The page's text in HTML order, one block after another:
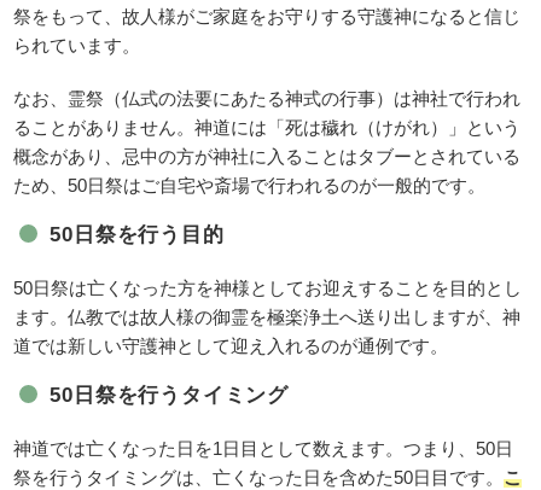
祭をもって、故人様がご家庭をお守りする守護神になると信じ
られています。
なお、霊祭（仏式の法要にあたる神式の行事）は神社で行われ
ることがありません。神道には「死は穢れ（けがれ）」という
概念があり、忌中の方が神社に入ることはタブーとされている
ため、50日祭はご自宅や斎場で行われるのが一般的です。
50日祭を行う目的
50日祭は亡くなった方を神様としてお迎えすることを目的とし
ます。仏教では故人様の御霊を極楽浄土へ送り出しますが、神
道では新しい守護神として迎え入れるのが通例です。
50日祭を行うタイミング
神道では亡くなった日を1日目として数えます。つまり、50日
祭を行うタイミングは、亡くなった日を含めた50日目です。こ